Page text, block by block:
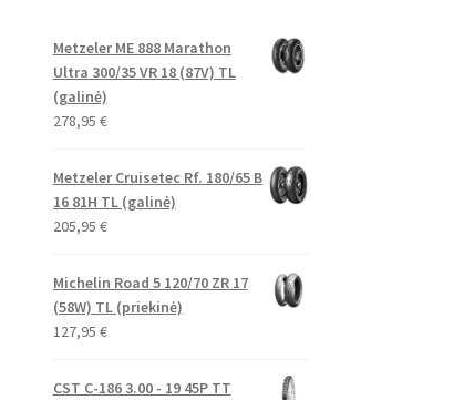
Metzeler ME 888 Marathon
Ultra 300/35 VR 18 (87V) TL
(galinė)
278,95 €
Metzeler Cruisetec Rf. 180/65 B
16 81H TL (galinė)
205,95 €
Michelin Road 5 120/70 ZR 17
(58W) TL (priekinė)
127,95 €
CST C-186 3.00 - 19 45P TT